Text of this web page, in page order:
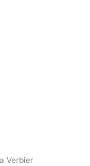
Verbier